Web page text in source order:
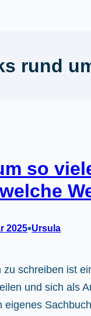
rund
so
2025•Ursula
zu schreiben ist
und sich als
eigenes